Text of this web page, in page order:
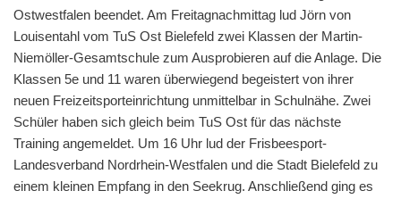
Ostwestfalen beendet. Am Freitagnachmittag lud Jörn von
Louisentahl vom TuS Ost Bielefeld zwei Klassen der Martin-
Niemöller-Gesamtschule zum Ausprobieren auf die Anlage. Die
Klassen 5e und 11 waren überwiegend begeistert von ihrer
neuen Freizeitsporteinrichtung unmittelbar in Schulnähe. Zwei
Schüler haben sich gleich beim TuS Ost für das nächste
Training angemeldet. Um 16 Uhr lud der Frisbeesport-
Landesverband Nordrhein-Westfalen und die Stadt Bielefeld zu
einem kleinen Empfang in den Seekrug. Anschließend ging es